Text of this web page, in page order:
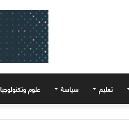
تعليم سياسة علوم وتكنولوجيا